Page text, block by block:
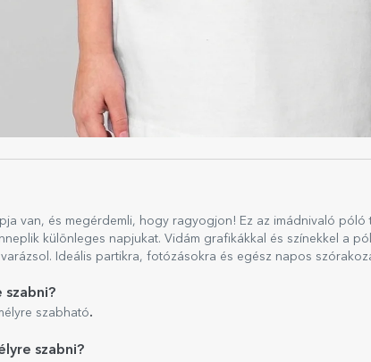
van, és megérdemli, hogy ragyogjon! Ez az imádnivaló póló
különleges napjukat. Vidám grafikákkal és színekkel a
Ideális partikra, fotózásokra és egész napos
szabni?
szabható.
szabni?